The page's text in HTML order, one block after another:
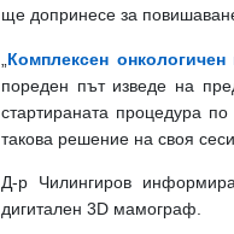
ще допринесе за
Комплексен
пореден път изведе на
стартираната процедура
такова решение на своя
Д-р Чилингиров
дигитален 3D мамограф.